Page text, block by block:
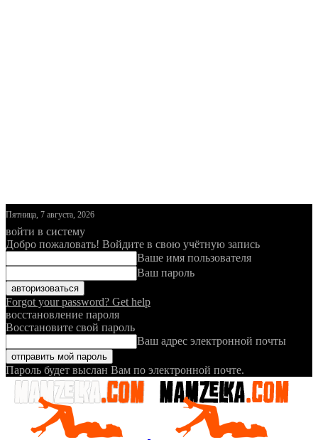
Пятница, 7 августа, 2026
войти в систему
Добро пожаловать! Войдите в свою учётную запись
Ваше имя пользователя
Ваш пароль
Forgot your password? Get help
восстановление пароля
Восстановите свой пароль
Ваш адрес электронной почты
Пароль будет выслан Вам по электронной почте.